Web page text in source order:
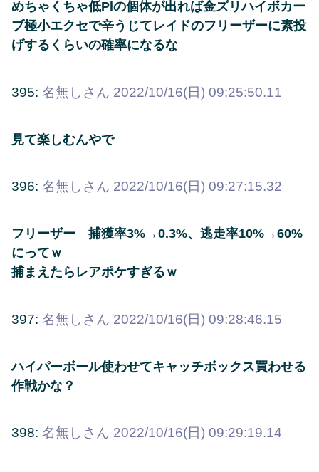
めちゃくちゃ低Plの個体が出れば金ズリハイボカー
ブ極小エクセで辛うじてレイドのフリーザーに素投
げするくらいの確率になるな
395: 名無しさん 2022/10/16(日) 09:25:50.11
見て楽しむんやで
396: 名無しさん 2022/10/16(日) 09:27:15.32
フリーザー 捕獲率3%→0.3%、逃走率10%→60%
にってｗ
捕まえたらレアポケすぎるｗ
397: 名無しさん 2022/10/16(日) 09:28:46.15
ハイパーボール使わせてキャッチボックス買わせる
作戦かな？
398: 名無しさん 2022/10/16(日) 09:29:19.14